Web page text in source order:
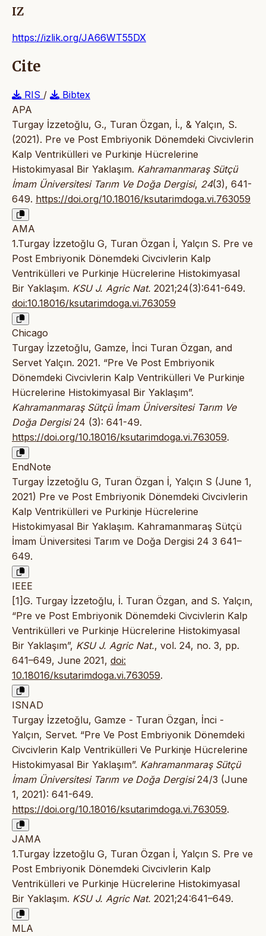
IZ
https://izlik.org/JA66WT55DX
Cite
RIS /
Bibtex
APA
Turgay İzzetoğlu, G., Turan Özgan, İ., & Yalçın, S.
(2021). Pre ve Post Embriyonik Dönemdeki Civcivlerin
Kalp Ventrikülleri ve Purkinje Hücrelerine
Histokimyasal Bir Yaklaşım. Kahramanmaraş Sütçü
İmam Üniversitesi Tarım Ve Doğa Dergisi, 24(3), 641-
649. https://doi.org/10.18016/ksutarimdoga.vi.763059
AMA
1.Turgay İzzetoğlu G, Turan Özgan İ, Yalçın S. Pre ve
Post Embriyonik Dönemdeki Civcivlerin Kalp
Ventrikülleri ve Purkinje Hücrelerine Histokimyasal
Bir Yaklaşım. KSU J. Agric Nat. 2021;24(3):641-649.
doi:10.18016/ksutarimdoga.vi.763059
Chicago
Turgay İzzetoğlu, Gamze, İnci Turan Özgan, and
Servet Yalçın. 2021. “Pre Ve Post Embriyonik
Dönemdeki Civcivlerin Kalp Ventrikülleri Ve Purkinje
Hücrelerine Histokimyasal Bir Yaklaşım”.
Kahramanmaraş Sütçü İmam Üniversitesi Tarım Ve
Doğa Dergisi24 (3): 641-49.
https://doi.org/10.18016/ksutarimdoga.vi.763059.
EndNote
Turgay İzzetoğlu G, Turan Özgan İ, Yalçın S (June 1,
2021) Pre ve Post Embriyonik Dönemdeki Civcivlerin
Kalp Ventrikülleri ve Purkinje Hücrelerine
Histokimyasal Bir Yaklaşım. Kahramanmaraş Sütçü
İmam Üniversitesi Tarım ve Doğa Dergisi 24 3 641–
649.
IEEE
[1]G. Turgay İzzetoğlu, İ. Turan Özgan, and S. Yalçın,
“Pre ve Post Embriyonik Dönemdeki Civcivlerin Kalp
Ventrikülleri ve Purkinje Hücrelerine Histokimyasal
Bir Yaklaşım”, KSU J. Agric Nat., vol. 24, no. 3, pp.
641–649, June 2021, doi:
10.18016/ksutarimdoga.vi.763059.
ISNAD
Turgay İzzetoğlu, Gamze - Turan Özgan, İnci -
Yalçın, Servet. “Pre Ve Post Embriyonik Dönemdeki
Civcivlerin Kalp Ventrikülleri Ve Purkinje Hücrelerine
Histokimyasal Bir Yaklaşım”. Kahramanmaraş Sütçü
İmam Üniversitesi Tarım ve Doğa Dergisi24/3 (June
1, 2021): 641-649.
https://doi.org/10.18016/ksutarimdoga.vi.763059.
JAMA
1.Turgay İzzetoğlu G, Turan Özgan İ, Yalçın S. Pre ve
Post Embriyonik Dönemdeki Civcivlerin Kalp
Ventrikülleri ve Purkinje Hücrelerine Histokimyasal
Bir Yaklaşım. KSU J. Agric Nat. 2021;24:641–649.
MLA